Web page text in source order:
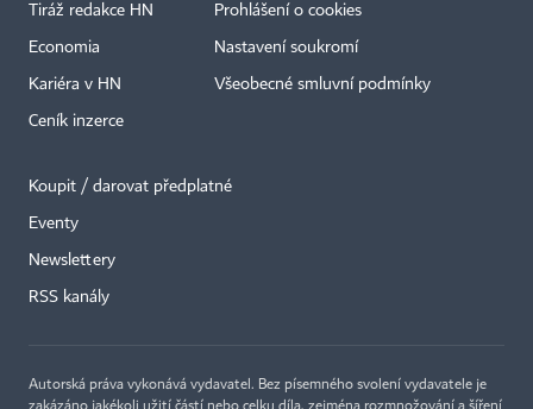
Tiráž redakce HN
Economia
Kariéra v HN
Ceník inzerce
Prohlášení o cookies
Nastavení soukromí
Všeobecné smluvní podmínky
Koupit / darovat předplatné
Eventy
Newslettery
RSS kanály
Autorská práva vykonává vydavatel. Bez písemného svolení vydavatele je